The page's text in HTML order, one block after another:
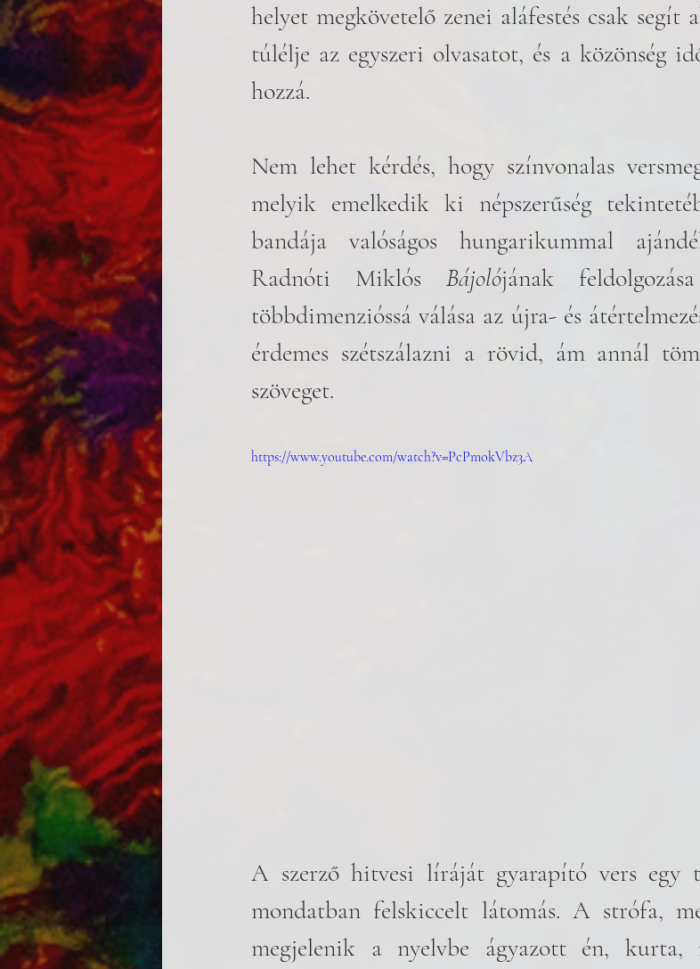
helyet megkövetelő zenei aláfestés csak segít
túlélje az egyszeri olvasatot, és a közönség
hozzá.
Nem lehet kérdés, hogy színvonalas
melyik emelkedik ki népszerűség
bandája valóságos hungarikummal
Radnóti Miklós Bájolójának
többdimenzióssá válása az újra- és
érdemes szétszálazni a rövid, ám annál
szöveget.
https://www.youtube.com/watch?v=PcPmokVbz3A
A szerző hitvesi líráját gyarapító vers egy
mondatban felskiccelt látomás. A strófa,
megjelenik a nyelvbe ágyazott én, kurta,